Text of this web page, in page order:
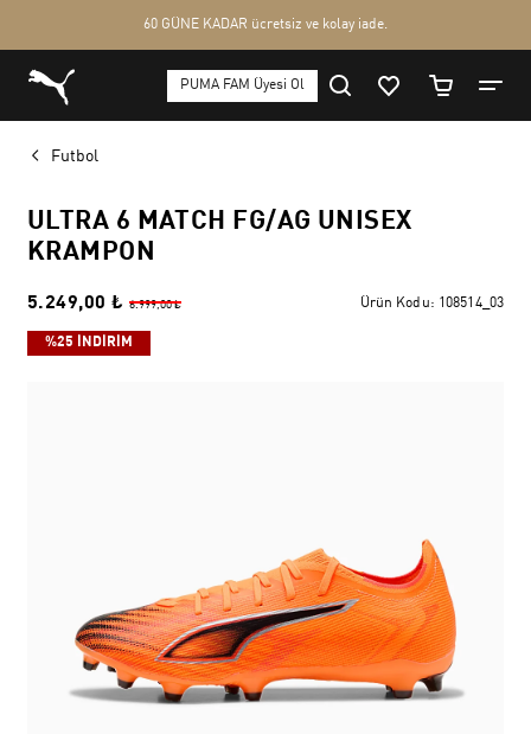
Futbol
ULTRA 6 MATCH FG/AG UNISEX
KRAMPON
5.249,00 ₺ 6.999,00 ₺ Ürün Kodu: 108514_03
%25 İNDİRİM